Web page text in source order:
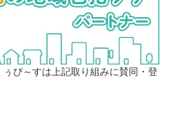
ぴ～すは上記取り組みに賛同・登